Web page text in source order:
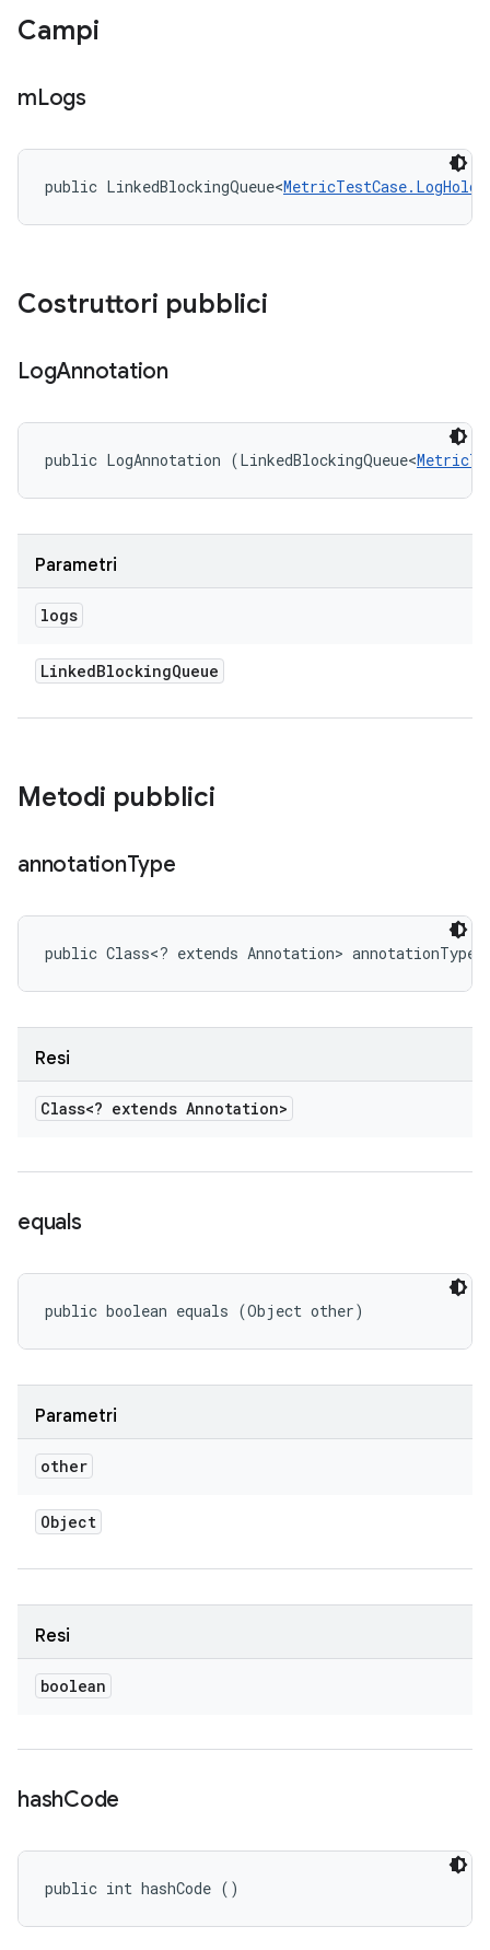
Campi
mLogs
public LinkedBlockingQueue<
Costruttori pubblici
LogAnnotation
public LogAnnotation (LinkedBlockingQueue<
Parametri
logs
LinkedBlockingQueue
Metodi pubblici
annotationType
public Class<? extends Annotation>
Resi
Class<? extends Annotation>
equals
public boolean equals (Object other)
Parametri
other
Object
Resi
boolean
hashCode
public int hashCode ()